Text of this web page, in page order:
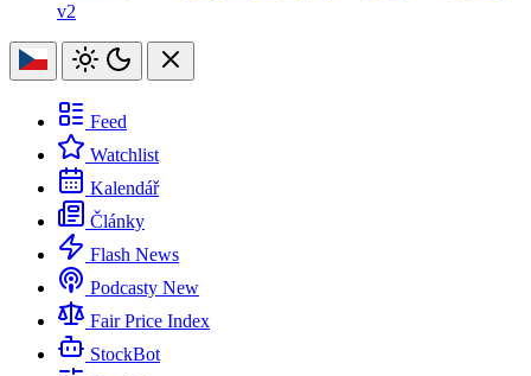
v2
Feed
Watchlist
Kalendář
Články
Flash News
Podcasty New
Fair Price Index
StockBot